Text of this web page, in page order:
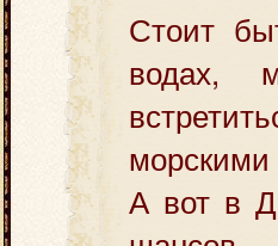
Стоит
водах,
морскими
А вот в